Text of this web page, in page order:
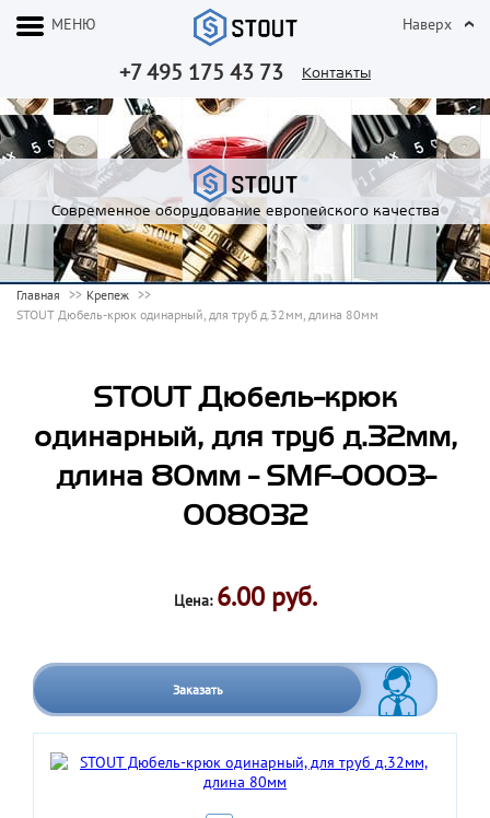
+7 495 175 43 73 Контакты
МЕНЮ Наверх
Современное оборудование европейского качества
Главная
Крепеж
STOUT Дюбель-крюк одинарный, для труб д.32мм, длина 80мм
STOUT Дюбель-крюк
одинарный, для труб д.32мм,
длина 80мм - SMF-0003-
008032
Цена: 6.00 руб.
Заказать